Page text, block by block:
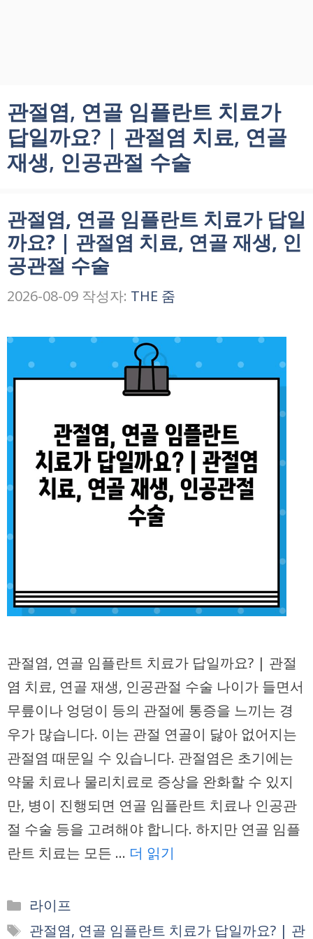
관절염, 연골 임플란트 치료가
답일까요? | 관절염 치료, 연골
재생, 인공관절 수술
관절염, 연골 임플란트 치료가 답일
까요? | 관절염 치료, 연골 재생, 인
공관절 수술
2026-08-09 작성자: THE 줌
관절염, 연골 임플란트 치료가 답일까요? | 관절
염 치료, 연골 재생, 인공관절 수술 나이가 들면서
무릎이나 엉덩이 등의 관절에 통증을 느끼는 경
우가 많습니다. 이는 관절 연골이 닳아 없어지는
관절염 때문일 수 있습니다. 관절염은 초기에는
약물 치료나 물리치료로 증상을 완화할 수 있지
만, 병이 진행되면 연골 임플란트 치료나 인공관
절 수술 등을 고려해야 합니다. 하지만 연골 임플
란트 치료는 모든 … 더 읽기
카
테
라이프
태
관절염, 연골 임플란트 치료가 답일까요? | 관